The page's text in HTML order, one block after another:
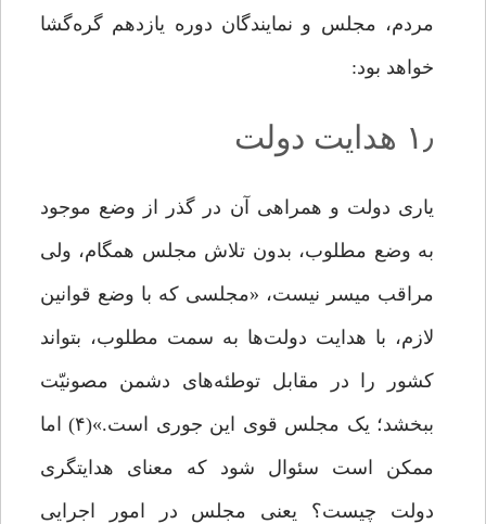
مردم، مجلس و نمایندگان دوره یازدهم گره‌گشا
خواهد بود:
۱٫ هدایت دولت
یاری دولت و همراهی آن در گذر از وضع موجود
به وضع مطلوب، بدون تلاش مجلس همگام، ولی
مراقب میسر نیست، «مجلسی که با وضع قوانین
لازم، با هدایت دولت‌ها به سمت مطلوب، بتواند
کشور را در مقابل توطئه‌های دشمن مصونیّت
ببخشد؛ یک مجلس قوی این ‌جوری است.»(۴) اما
ممکن است سئوال شود که معنای هدایتگری
دولت چیست؟ یعنی مجلس در امور اجرایی